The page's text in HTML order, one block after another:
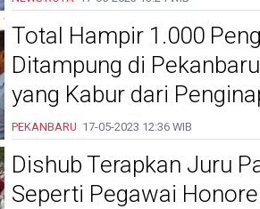
Total Hampir 1.000
Ditampung di
yang Kabur dari
PEKANBARU 17-05-2023 12:36 WIB
Dishub Terapkan Juru
Seperti Pegawai